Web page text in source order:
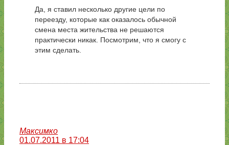
Да, я ставил несколько другие цели по
переезду, которые как оказалось обычной
смена места жительства не решаются
практически никак. Посмотрим, что я смогу с
этим сделать.
Максимко
01.07.2011 в 17:04